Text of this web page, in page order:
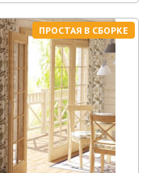
ПРОСТАЯ В СБОРКЕ